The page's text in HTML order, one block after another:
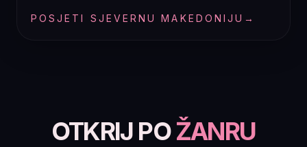
POSJETI SJEVERNU MAKEDONIJU →
OTKRIJ POŽANRU